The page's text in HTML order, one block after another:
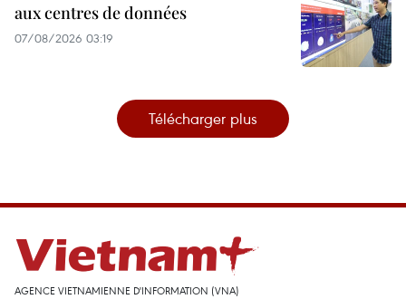
aux centres de données
07/08/2026 03:19
Télécharger plus
AGENCE VIETNAMIENNE D'INFORMATION (VNA)